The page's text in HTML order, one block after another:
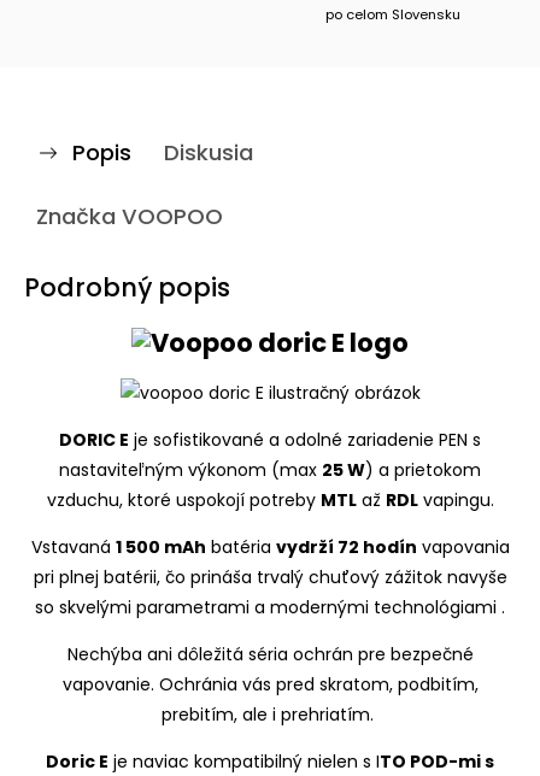
po celom Slovensku
Popis Diskusia
Značka VOOPOO
Podrobný popis
DORIC E je sofistikované a odolné zariadenie PEN s
nastaviteľným výkonom (max 25 W) a prietokom
vzduchu, ktoré uspokojí potreby MTLaž RDLvapingu.
Vstavaná 1 500 mAh batéria vydrží 72 hodín vapovania
pri plnej batérii, čo prináša trvalý chuťový zážitok navyše
so skvelými parametrami a modernými technológiami .
Nechýba ani dôležitá séria ochrán pre bezpečné
vapovanie. Ochránia vás pred skratom, podbitím,
prebitím, ale i prehriatím.
Doric E je naviac kompatibilný nielen s ITO POD-mi s